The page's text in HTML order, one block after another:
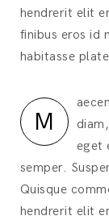
hendrerit elit
finibus eros id
habitasse
M
eget
semper.
Quisque
hendrerit elit